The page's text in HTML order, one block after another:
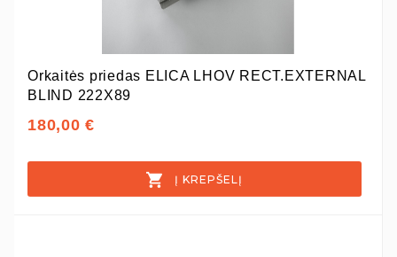
Orkaitės priedas ELICA LHOV RECT.EXTERNAL
BLIND 222X89
180,00 €
Į KREPŠELĮ